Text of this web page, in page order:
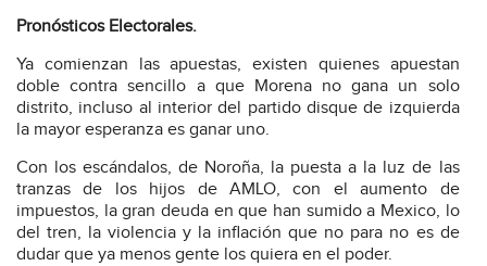
Pronósticos Electorales.
Ya comienzan las apuestas, existen quienes apuestan
doble contra sencillo a que Morena no gana un solo
distrito, incluso al interior del partido disque de izquierda
la mayor esperanza es ganar uno.
Con los escándalos, de Noroña, la puesta a la luz de las
tranzas de los hijos de AMLO, con el aumento de
impuestos, la gran deuda en que han sumido a Mexico, lo
del tren, la violencia y la inflación que no para no es de
dudar que ya menos gente los quiera en el poder.